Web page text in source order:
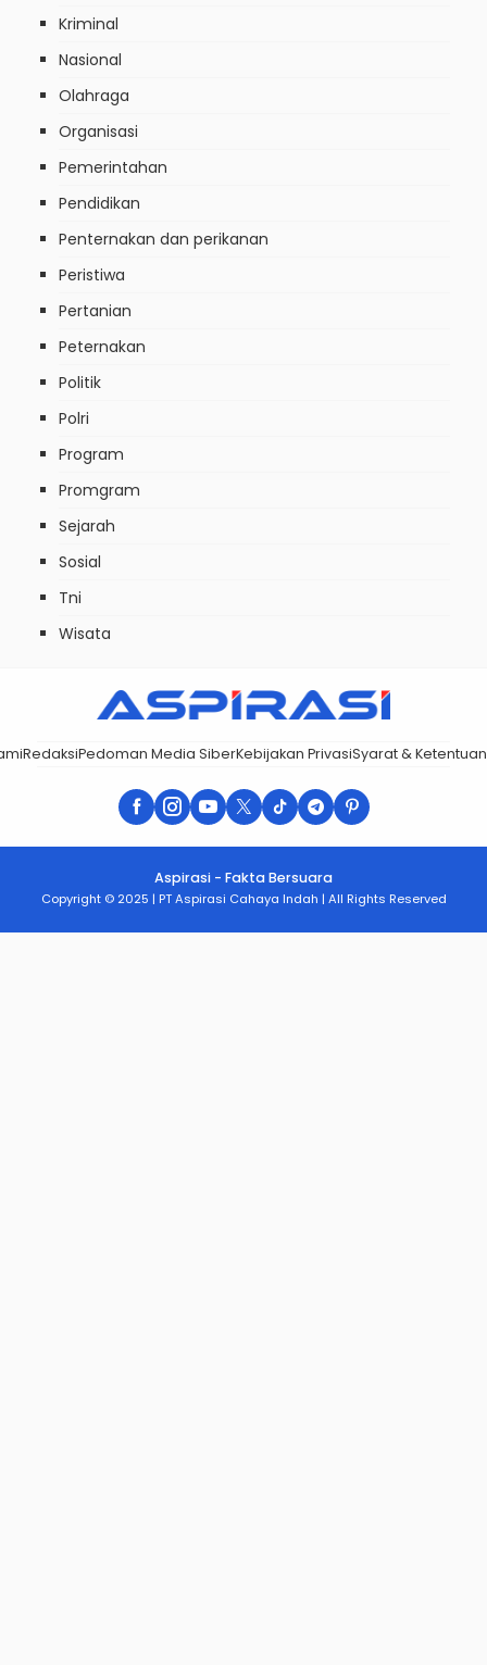
Kriminal
Nasional
Olahraga
Organisasi
Pemerintahan
Pendidikan
Penternakan dan perikanan
Peristiwa
Pertanian
Peternakan
Politik
Polri
Program
Promgram
Sejarah
Sosial
Tni
Wisata
RedaksiPedoman Media SiberKebijakan PrivasiSyarat & Ketentuan
Aspirasi - Fakta Bersuara
Copyright © 2025 | PT Aspirasi Cahaya Indah | All Rights Reserved